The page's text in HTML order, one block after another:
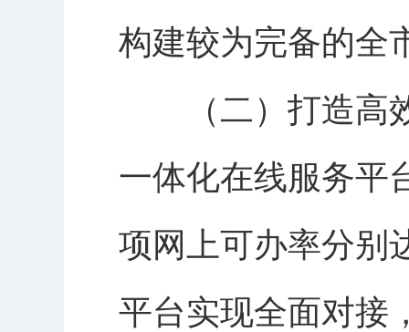
构建较为完备的全
（二）打造
一体化在线服务平
项网上可办率分别
平台实现全面对接